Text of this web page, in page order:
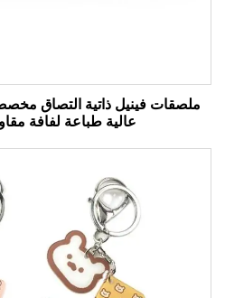
ملصقات فينيل ذاتية التصاق
عالية طباعة لفافة